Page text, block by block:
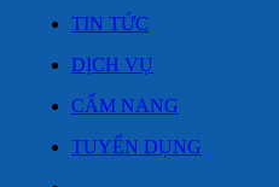
TIN TỨC
DỊCH VỤ
CẨM NANG
TUYỂN DỤNG